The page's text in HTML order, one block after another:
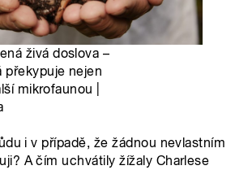
živá doslova –
překypuje nejen
mikrofaunou |
i v případě, že žádnou nevlastním
A čím uchvátily žížaly Charlese